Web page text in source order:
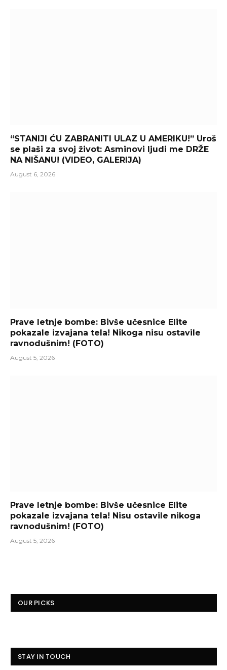
“STANIJI ĆU ZABRANITI ULAZ U AMERIKU!” Uroš
se plaši za svoj život: Asminovi ljudi me DRŽE
NA NIŠANU! (VIDEO, GALERIJA)
August 6, 2026
Prave letnje bombe: Bivše učesnice Elite
pokazale izvajana tela! Nikoga nisu ostavile
ravnodušnim! (FOTO)
August 5, 2026
Prave letnje bombe: Bivše učesnice Elite
pokazale izvajana tela! Nisu ostavile nikoga
ravnodušnim! (FOTO)
August 5, 2026
OUR PICKS
STAY IN TOUCH